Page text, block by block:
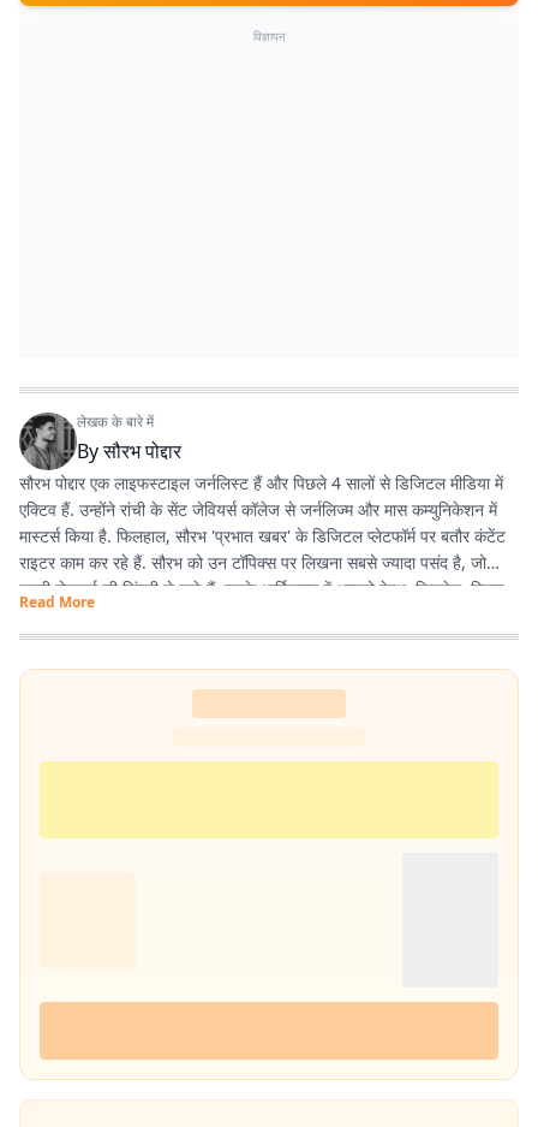
विज्ञापन
लेखक के बारे में
Byसौरभ पोद्दार
सौरभ पोद्दार एक लाइफस्टाइल जर्नलिस्ट हैं और पिछले 4 सालों से डिजिटल मीडिया में
एक्टिव हैं. उन्होंने रांची के सेंट जेवियर्स कॉलेज से जर्नलिज्म और मास कम्युनिकेशन में
मास्टर्स किया है. फिलहाल, सौरभ 'प्रभात खबर' के डिजिटल प्लेटफॉर्म पर बतौर कंटेंट
राइटर काम कर रहे हैं. सौरभ को उन टॉपिक्स पर लिखना सबसे ज्यादा पसंद है, जो
हमारी रोजमर्रा की जिंदगी से जुड़े हैं. उनके आर्टिकल्स में आपको हेल्थ, फिटनेस, स्किन-
हेयर केयर, पेरेंटिंग, हेल्दी रेसिपीज, घरेलू नुस्खे, रिलेशनशिप और वास्तु शास्त्र जैसी
उपयोगी जानकारियां मिलेंगी. फिटनेस और अच्छी सेहत सौरभ की निजी जिंदगी का भी
अहम हिस्सा हैं. वे जिन विषयों पर लिखते हैं, उन्हें अपनी रूटीन में फॉलो भी करते हैं.
उनका मानना है कि जब आप किसी चीज को खुद एक्सपीरियंस करते हैं, तभी दूसरों तक
सही और प्रैक्टिकल जानकारी पहुंचा सकते हैं. उनकी हमेशा यही कोशिश रहती है कि वे
Read More